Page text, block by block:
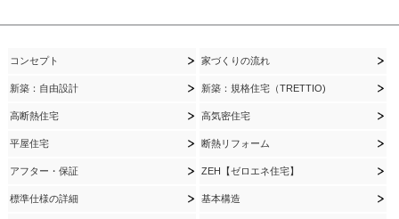
コンセプト 家づくりの流れ
新築：自由設計 新築：規格住宅（TRETTIO)
高断熱住宅 高気密住宅
平屋住宅 断熱リフォーム
アフター・保証 ZEH【ゼロエネ住宅】
標準仕様の詳細 基本構造